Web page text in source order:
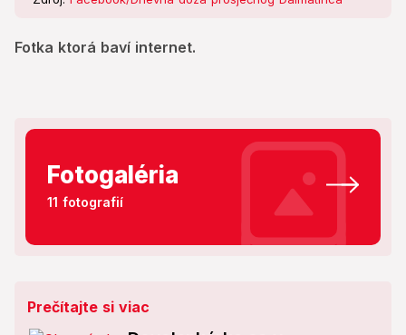
Fotka ktorá baví internet.
Fotogaléria
11 fotografií
Prečítajte si viac